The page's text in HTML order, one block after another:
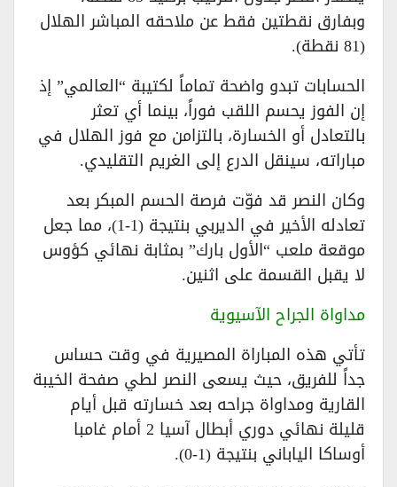
وبفارق نقطتين فقط عن ملاحقه المباشر الهلال
الحسابات تبدو واضحة تماماً لكتيبة “العالمي” إذ
إن الفوز يحسم اللقب فوراً، بينما أي تعثر
بالتعادل أو الخسارة، بالتزامن مع فوز الهلال في
مباراته، سينقل الدرع إلى الغريم التقليدي.
وكان النصر قد فوّت فرصة الحسم المبكر بعد
تعادله الأخير في الديربي بنتيجة (1-1)، مما جعل
موقعة ملعب “الأول بارك” بمثابة نهائي كؤوس
لا يقبل القسمة على اثنين.
مداواة الجراح الآسيوية
تأتي هذه المباراة المصيرية في وقت حساس
جداً للفريق، حيث يسعى النصر لطي صفحة الخيبة
القارية ومداواة جراحه بعد خسارته قبل أيام
قليلة نهائي دوري أبطال آسيا 2 أمام غامبا
أوساكا الياباني بنتيجة (1-0).